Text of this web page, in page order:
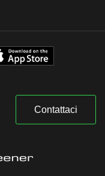
Contattaci